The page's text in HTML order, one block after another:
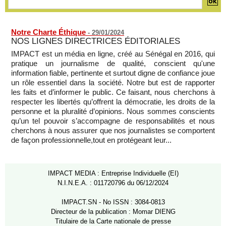
Notre Charte Éthique - 29/01/2024
NOS LIGNES DIRECTRICES ÉDITORIALES
IMPACT est un média en ligne, créé au Sénégal en 2016, qui
pratique un journalisme de qualité, conscient qu'une
information fiable, pertinente et surtout digne de confiance joue
un rôle essentiel dans la société. Notre but est de rapporter
les faits et d’informer le public. Ce faisant, nous cherchons à
respecter les libertés qu’offrent la démocratie, les droits de la
personne et la pluralité d’opinions. Nous sommes conscients
qu’un tel pouvoir s’accompagne de responsabilités et nous
cherchons à nous assurer que nos journalistes se comportent
de façon professionnelle,tout en protégeant leur...
IMPACT MEDIA : Entreprise Individuelle (EI)
N.I.N.E.A. : 011720796 du 06/12/2024
IMPACT.SN - No ISSN : 3084-0813
Directeur de la publication : Momar DIENG
Titulaire de la Carte nationale de presse